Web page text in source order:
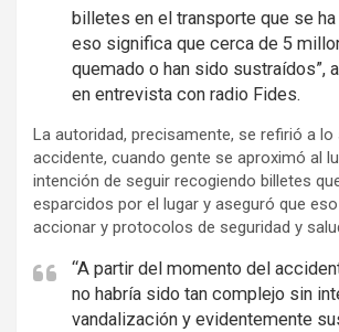
billetes en el transporte que se
eso significa que cerca de 5
quemado o han sido sustraídos”,
en entrevista con radio Fides.
La autoridad, precisamente, se refirió a
accidente, cuando gente se aproximó al
intención de seguir recogiendo billetes
esparcidos por el lugar y aseguró que
accionar y protocolos de seguridad y
“A partir del momento del
no habría sido tan complejo sin
vandalización y evidentemente